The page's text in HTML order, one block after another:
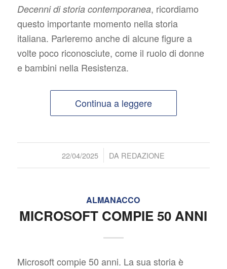
Decenni di storia contemporanea, ricordiamo
questo importante momento nella storia
italiana. Parleremo anche di alcune figure a
volte poco riconosciute, come il ruolo di donne
e bambini nella Resistenza.
Continua a leggere
22/04/2025
/ DA REDAZIONE
ALMANACCO
MICROSOFT COMPIE 50 ANNI
Microsoft compie 50 anni. La sua storia è